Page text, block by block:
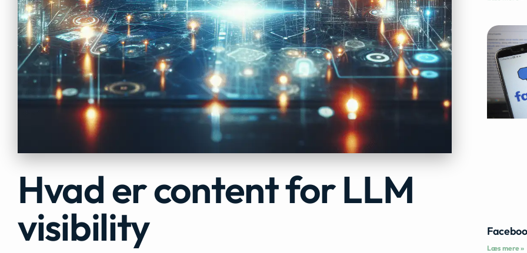
Hvad er content for LLM
visibility Læs mere »